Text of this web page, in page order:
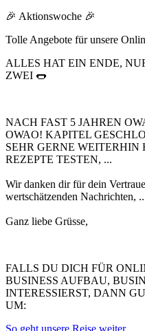
🎉 Aktionswoche 🎉
Tolle Angebote für unsere
ALLES HAT EIN ENDE,
ZWEI 🌭​
NACH FAST 5 JAHREN
OWAO! KAPITEL
SEHR GERNE WEITERHIN
REZEPTE TESTEN, ...
Wir danken dir für dein
wertschätzenden Nachrichten,
Ganz liebe Grüsse,
FALLS DU DICH FÜR
BUSINESS AUFBAU,
INTERESSIERST, DANN
UM: